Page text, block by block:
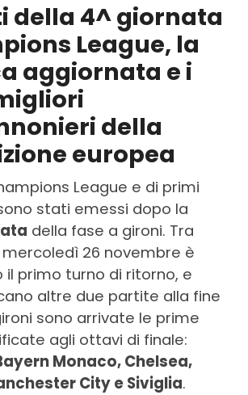
della 4^ giornata
League, la
aggiornata e i
della
europea
League e di primi
stati emessi dopo la
della fase a gironi. Tra
26 novembre è
primo turno di ritorno, e
altre due partite alla fine
sono arrivate le prime
agli ottavi di finale:
Monaco, Chelsea,
City e Siviglia.